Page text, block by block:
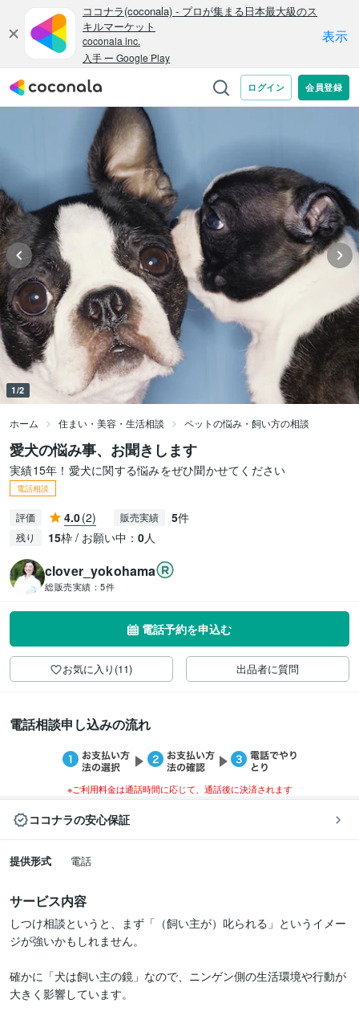
1/2
ホーム 住まい・美容・生活相談 ペットの悩み・飼い方の相談
愛犬の悩み事、お聞きします
実績15年！愛犬に関する悩みをぜひ聞かせてください
電話相談
評価 4.0(2) 販売実績 5件
残り 15枠 / お願い中： 0人
clover_yokohama
総販売実績： 5件
電話予約を申込む
お気に入り(11) 出品者に質問
電話相談申し込みの流れ
※ご利用料金は通話時間に応じて、通話後に決済されます
ココナラの安心保証
提供形式 電話
サービス内容
しつけ相談というと、まず「（飼い主が）叱られる」というイメー
ジが強いかもしれません。
確かに「犬は飼い主の鏡」なので、ニンゲン側の生活環境や行動が
大きく影響しています。